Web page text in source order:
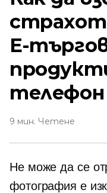
E-
телефон
9 мин. Четене
Не може да се
фотография е